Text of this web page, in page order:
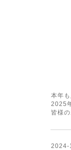
本年
2025
皆様
2024-